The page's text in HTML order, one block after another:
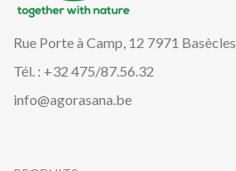
Rue Porte à Camp, 12 7971 Basècles
Tél. : +32 475/87.56.32
info@agorasana.be